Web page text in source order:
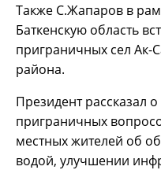
Также С.Жапаров в
Баткенскую область
приграничных сел Ак-
района.
Президент рассказал
приграничных
местных жителей об
водой, улучшении